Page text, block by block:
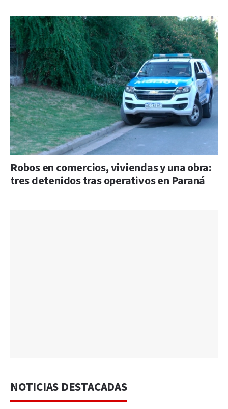
Robos en comercios, viviendas y una obra:
tres detenidos tras operativos en Paraná
NOTICIAS DESTACADAS